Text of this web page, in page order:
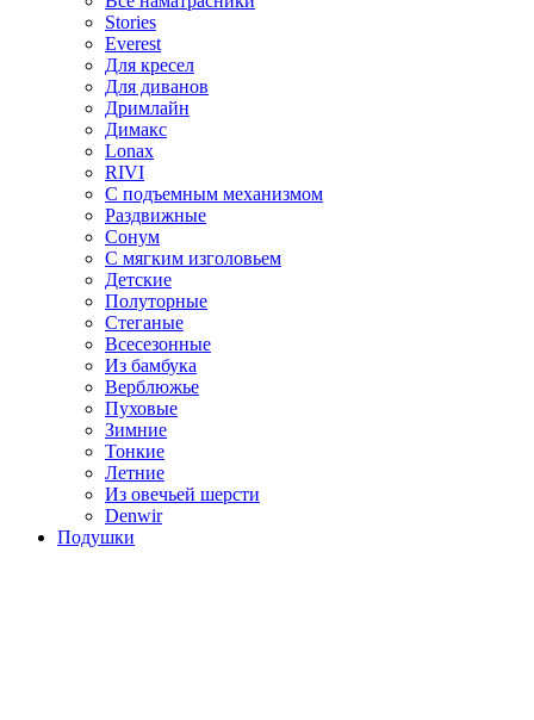
Stories
Everest
Для кресел
Для диванов
Дримлайн
Димакс
Lonax
RIVI
С подъемным механизмом
Раздвижные
Сонум
С мягким изголовьем
Детские
Полуторные
Стеганые
Всесезонные
Из бамбука
Верблюжье
Пуховые
Зимние
Тонкие
Летние
Из овечьей шерсти
Denwir
Подушки